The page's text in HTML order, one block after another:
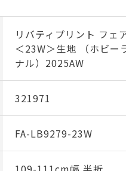
リバティプリント フェ
＜23W＞生地 （ホビー
ナル）2025AW
321971
FA-LB9279-23W